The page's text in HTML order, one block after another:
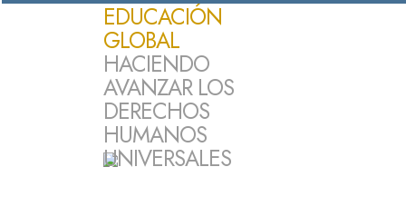
EDUCACIÓN
GLOBAL
HACIENDO
AVANZAR LOS
DERECHOS
HUMANOS
UNIVERSALES